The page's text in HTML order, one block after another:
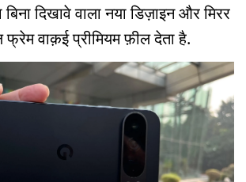
दिखावे वाला नया डिज़ाइन और मिरर
फ्रेम वाक़ई प्रीमियम फ़ील देता है.